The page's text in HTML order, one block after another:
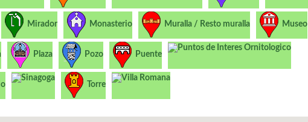
Mirador Monasterio Muralla / Resto muralla Museo
Plaza Pozo Puente
Puntos de Interes Ornitologico
Sinagoga
Torre
Villa Romana